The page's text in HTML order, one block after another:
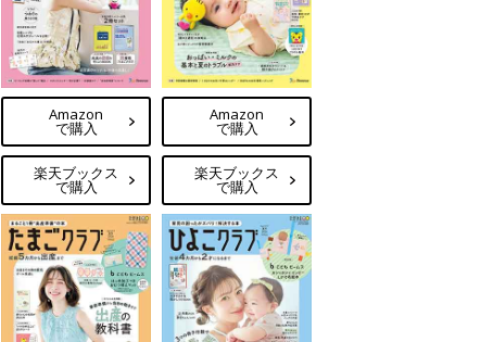
Amazon
で購入
楽天ブックス
で購入
Amazon
で購入
楽天ブックス
で購入